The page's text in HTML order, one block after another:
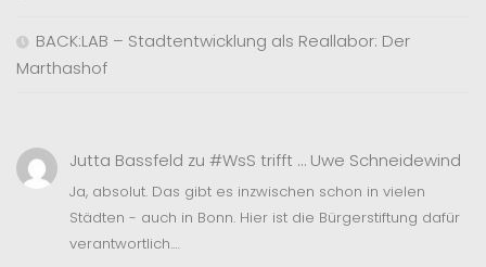
BACK:LAB – Stadtentwicklung als Reallabor: Der
Marthashof
Jutta Bassfeld zu #WsS trifft … Uwe Schneidewind
Ja, absolut. Das gibt es inzwischen schon in vielen
Städten - auch in Bonn. Hier ist die Bürgerstiftung dafür
verantwortlich.…